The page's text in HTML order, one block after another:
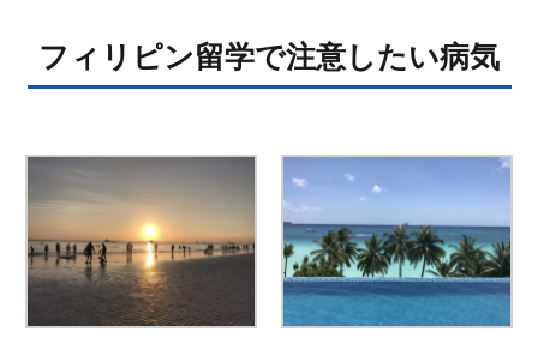
フィリピン留学で注意したい病気